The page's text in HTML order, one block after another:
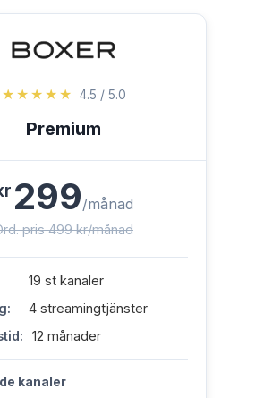
★★★★★ 4.5 / 5.0
Premium
299/månad
pris 499 kr/månad
19 st kanaler
4 streamingtjänster
12 månader
kanaler